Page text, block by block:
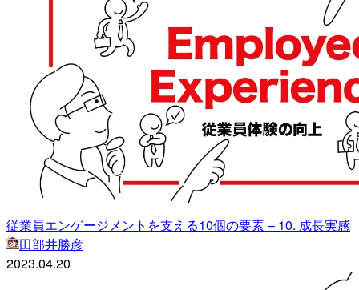
従業員エンゲージメントを支える10個の要素 – 10. 成長実感
田部井勝彦
2023.04.20